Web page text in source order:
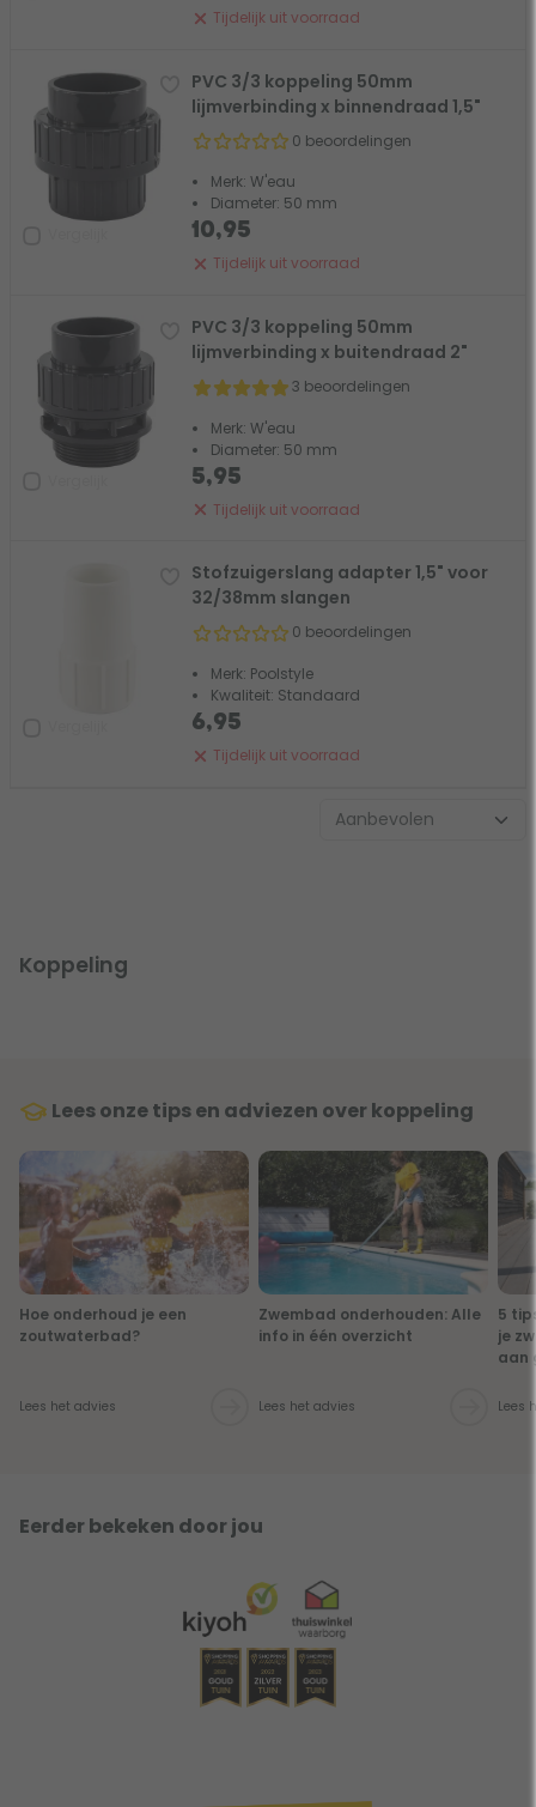
Tijdelijk uit voorraad
PVC 3/3 koppeling 50mm
lijmverbinding x binnendraad 1,5"
0 beoordelingen
Merk: W'eau
Diameter: 50 mm
Tijdelijk uit voorraad
10,95
PVC 3/3 koppeling 50mm
lijmverbinding x buitendraad 2"
3 beoordelingen
Merk: W'eau
Diameter: 50 mm
Tijdelijk uit voorraad
5,95
Stofzuigerslang adapter 1,5" voor
32/38mm slangen
0 beoordelingen
Merk: Poolstyle
Kwaliteit: Standaard
Tijdelijk uit voorraad
6,95
Koppeling
Lees onze tips en adviezen over koppeling
Hoe onderhoud je een
zoutwaterbad?
Lees het advies
Zwembad onderhouden: Alle
info in één overzicht
Lees het advies
5
je
aan
Lees
Eerder bekeken door jou